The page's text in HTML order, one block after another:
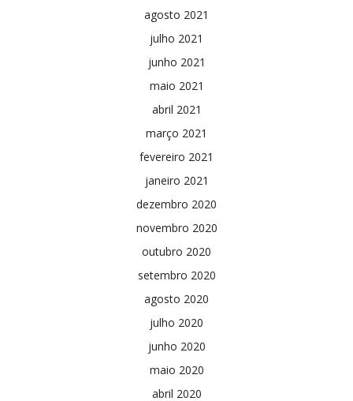
agosto 2021
julho 2021
junho 2021
maio 2021
abril 2021
março 2021
fevereiro 2021
janeiro 2021
dezembro 2020
novembro 2020
outubro 2020
setembro 2020
agosto 2020
julho 2020
junho 2020
maio 2020
abril 2020